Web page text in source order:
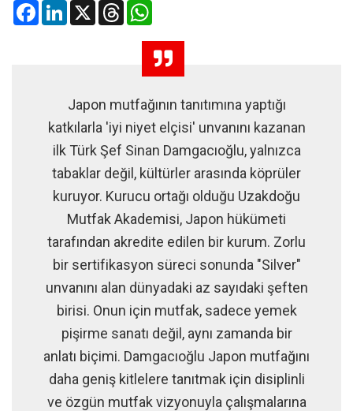
FacebookLinkedIn
X Threads
Japon mutfağının tanıtımına yaptığı
katkılarla 'iyi niyet elçisi' unvanını kazanan
ilk Türk Şef Sinan Damgacıoğlu, yalnızca
tabaklar değil, kültürler arasında köprüler
kuruyor. Kurucu ortağı olduğu Uzakdoğu
Mutfak Akademisi, Japon hükümeti
tarafından akredite edilen bir kurum. Zorlu
bir sertifikasyon süreci sonunda "Silver"
unvanını alan dünyadaki az sayıdaki şeften
birisi. Onun için mutfak, sadece yemek
pişirme sanatı değil, aynı zamanda bir
anlatı biçimi. Damgacıoğlu Japon mutfağını
daha geniş kitlelere tanıtmak için disiplinli
ve özgün mutfak vizyonuyla çalışmalarına